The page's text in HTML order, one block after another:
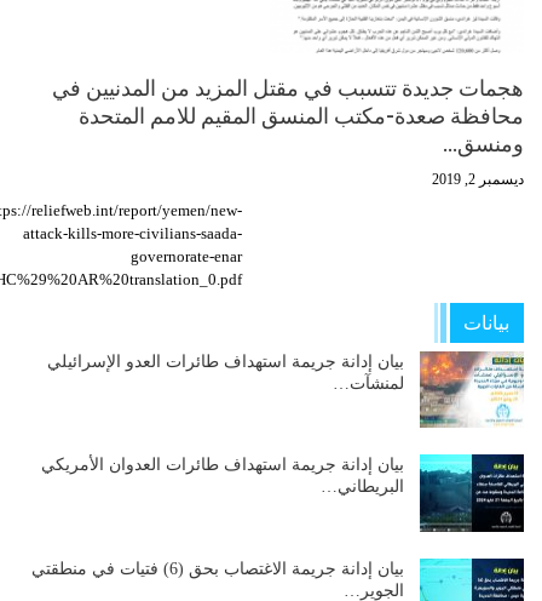
هجمات جديدة تتسبب في مقتل المزيد من المدنيين في
محافظة صعدة-مكتب المنسق المقيم للامم المتحدة
ومنسق…
ديسمبر 2, 2019
reliefweb.int/report/yemen/new-
attack-kills-more-civilians-saada-
governorate-enar
بيانات
بيان إدانة جريمة استهداف طائرات العدو الإسرائيلي
لمنشآت…
بيان إدانة جريمة استهداف طائرات العدوان الأمريكي
البريطاني…
بيان إدانة جريمة الاغتصاب بحق (6) فتيات في منطقتي
الجوير…